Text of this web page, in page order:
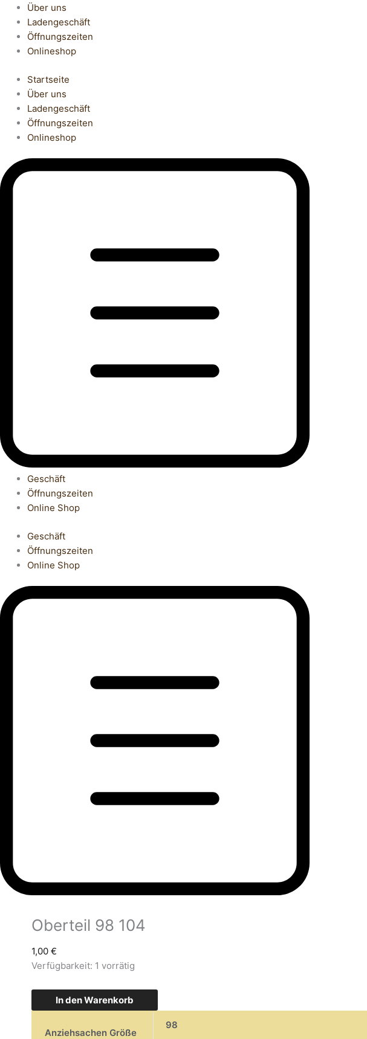
Über uns
Ladengeschäft
Öffnungszeiten
Onlineshop
Startseite
Über uns
Ladengeschäft
Öffnungszeiten
Onlineshop
Geschäft
Öffnungszeiten
Online Shop
Geschäft
Öffnungszeiten
Online Shop
Oberteil 98 104
1,00 €
Verfügbarkeit: 1 vorrätig
In den Warenkorb
Anziehsachen Größe
98